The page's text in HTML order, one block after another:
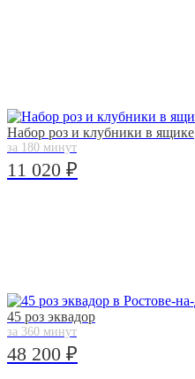
Набор роз и клубники в ящике
за 180 минут
11 020 ₽
45 роз эквадор
за 360 минут
48 200 ₽